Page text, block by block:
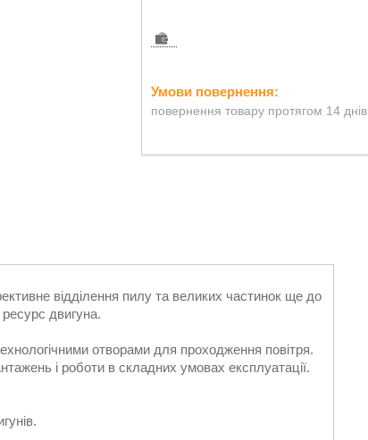
повернення товару протягом 14 днів
відділення пилу та великих частинок ще до
двигуна.
отворами для проходження повітря.
і роботи в складних умовах експлуатації.